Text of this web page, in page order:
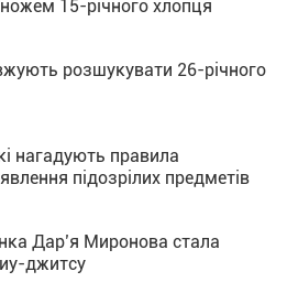
15-річного хлопця
розшукувати 26-річного
нагадують правила
підозрілих предметів
Дар’я Миронова стала
джитсу